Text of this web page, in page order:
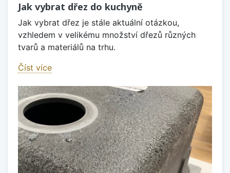
Jak vybrat dřez do kuchyně
Jak vybrat dřez je stále aktuální otázkou,
vzhledem v velikému množství dřezů různých
tvarů a materiálů na trhu.
Číst více